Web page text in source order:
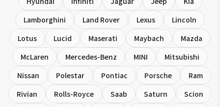
Lamborghini
Land Rover Lexus
Lincoln
Lotus
Lucid Maserati Maybach
Mazda
McLaren
Mercedes-Benz MINI
Mitsubishi
Nissan
Polestar Pontiac Porsche
Ram
Rivian
Rolls-Royce Saab Saturn
Scion